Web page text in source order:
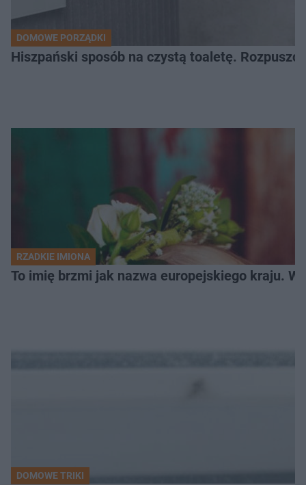
DOMOWE PORZĄDKI
Hiszpański sposób na czystą toaletę.
RZADKIE IMIONA
To imię brzmi jak nazwa europejskiego kraju.
DOMOWE TRIKI